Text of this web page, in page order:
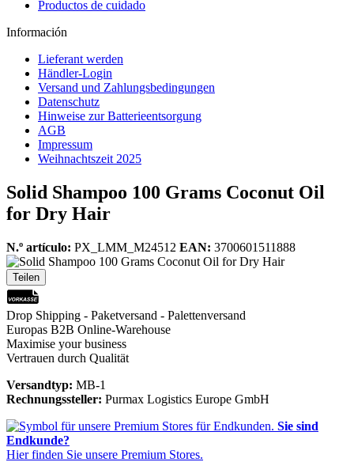
Productos de cuidado
Información
Lieferant werden
Händler-Login
Versand und Zahlungsbedingungen
Datenschutz
Hinweise zur Batterieentsorgung
AGB
Impressum
Weihnachtszeit 2025
Solid Shampoo 100 Grams Coconut Oil
for Dry Hair
N.º artículo: PX_LMM_M24512 EAN: 3700601511888
Teilen
Drop Shipping - Paketversand - Palettenversand
Europas B2B Online-Warehouse
Maximise your business
Vertrauen durch Qualität
Versandtyp: MB-1
Rechnungssteller: Purmax Logistics Europe GmbH
Sie sind
Endkunde?
Hier finden Sie unsere Premium Stores.